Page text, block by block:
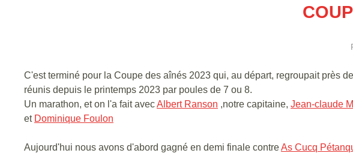
C'est terminé pour la Coupe des aînés 2023 qui, au départ, regroupait près
réunis depuis le printemps 2023 par poules de 7 ou 8.
Un marathon, et on l'a fait avecAlbert Ranson ,notre capitaine, Jean-claude
et Dominique Foulon
Aujourd'hui nous avons d'abord gagné en demi finale contreAs Cucq